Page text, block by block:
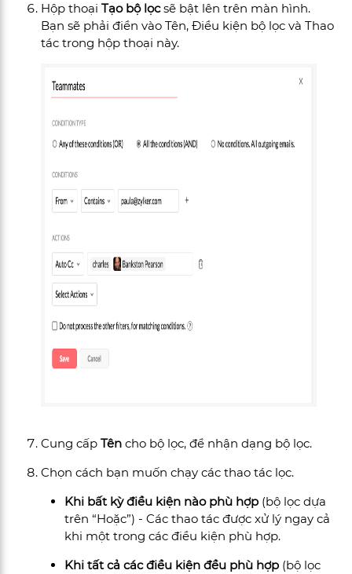
Hộp thoạiTạo bộ lọcsẽ bật lên trên màn hình.
Bạn sẽ phải điền vào Tên, Điều kiện bộ lọc và Thao
tác trong hộp thoại này.
Cung cấpTên cho bộ lọc, để nhận dạng bộ lọc.
Chọn cách bạn muốn chạy các thao tác lọc.
Khi bất kỳ điều kiện nào phù hợp (bộ lọc dựa
trên “Hoặc”) - Các thao tác được xử lý ngay cả
khi một trong các điều kiện phù hợp.
Khi tất cả các điều kiện đều phù hợp (bộ lọc